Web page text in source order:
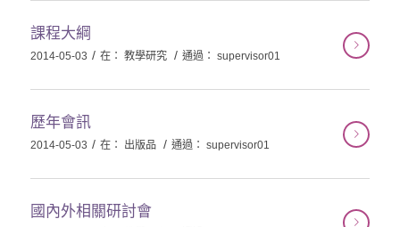
課程大綱
2014-05-03 / 在： 教學研究 / 通過： supervisor01
歷年會訊
2014-05-03 / 在： 出版品 / 通過： supervisor01
國內外相關研討會